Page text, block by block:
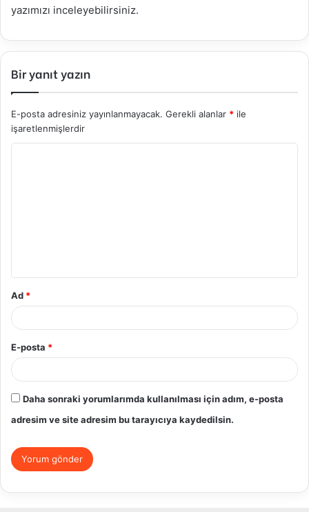
yazımızı inceleyebilirsiniz.
Bir yanıt yazın
E-posta adresiniz yayınlanmayacak. Gerekli alanlar * ile
işaretlenmişlerdir
Ad *
E-posta *
Daha sonraki yorumlarımda kullanılması için adım, e-posta
adresim ve site adresim bu tarayıcıya kaydedilsin.